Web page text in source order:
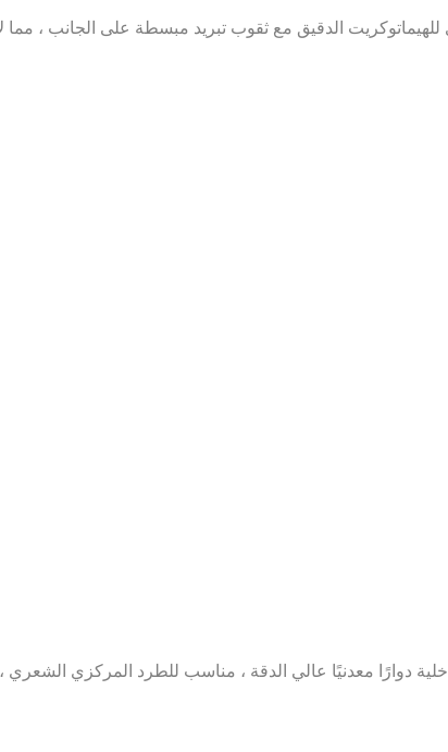
الدقيق مع ثقوب تبريد مبسطة على الجانب ،
دوارًا معدنيًا عالي الدقة ، مناسب للطرد المركزي الشعري